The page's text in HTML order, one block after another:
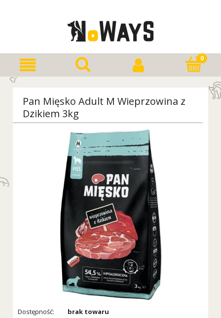
Pan Mięsko Adult M Wieprzowina z
Dzikiem 3kg
Dostępność: brak towaru